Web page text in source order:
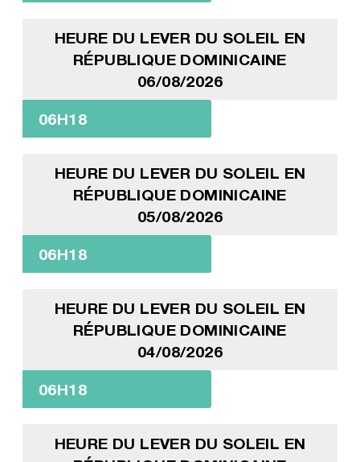
HEURE DU LEVER DU SOLEIL EN
RÉPUBLIQUE DOMINICAINE
06/08/2026
06H18
HEURE DU LEVER DU SOLEIL EN
RÉPUBLIQUE DOMINICAINE
05/08/2026
06H18
HEURE DU LEVER DU SOLEIL EN
RÉPUBLIQUE DOMINICAINE
04/08/2026
06H18
HEURE DU LEVER DU SOLEIL EN